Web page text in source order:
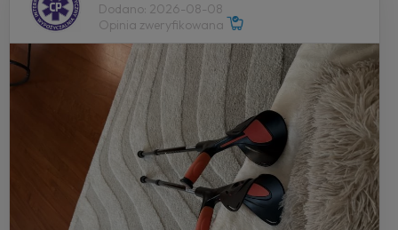
Dodano: 2026-08-08
Opinia zweryfikowana